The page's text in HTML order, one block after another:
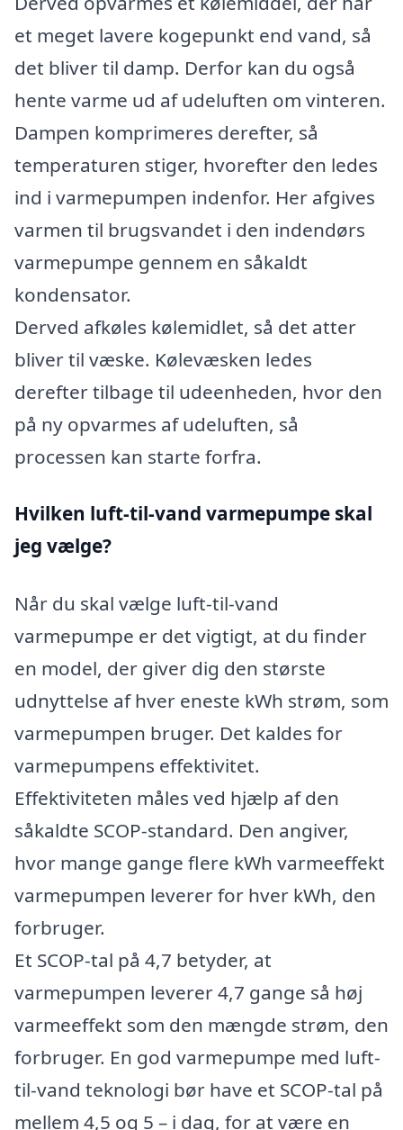
et meget lavere kogepunkt end vand, så
det bliver til damp. Derfor kan du også
hente varme ud af udeluften om vinteren.
Dampen komprimeres derefter, så
temperaturen stiger, hvorefter den ledes
ind i varmepumpen indenfor. Her afgives
varmen til brugsvandet i den indendørs
varmepumpe gennem en såkaldt
kondensator.
Derved afkøles kølemidlet, så det atter
bliver til væske. Kølevæsken ledes
derefter tilbage til udeenheden, hvor den
på ny opvarmes af udeluften, så
processen kan starte forfra.
Hvilken luft-til-vand varmepumpe skal
jeg vælge?
Når du skal vælge luft-til-vand
varmepumpe er det vigtigt, at du finder
en model, der giver dig den største
udnyttelse af hver eneste kWh strøm, som
varmepumpen bruger. Det kaldes for
varmepumpens effektivitet.
Effektiviteten måles ved hjælp af den
såkaldte SCOP-standard. Den angiver,
hvor mange gange flere kWh varmeeffekt
varmepumpen leverer for hver kWh, den
forbruger.
Et SCOP-tal på 4,7 betyder, at
varmepumpen leverer 4,7 gange så høj
varmeeffekt som den mængde strøm, den
forbruger. En god varmepumpe med luft-
til-vand teknologi bør have et SCOP-tal på
mellem 4,5 og 5 – i dag, for at være en